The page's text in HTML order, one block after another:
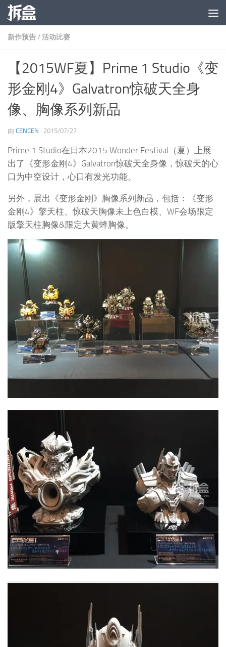
跳至内容
新作预告/活动比赛
【2015WF夏】Prime 1 Studio《变
形金刚4》Galvatron惊破天全身
像、胸像系列新品
由 CENCEN · 2015/07/27
Prime 1 Studio在日本2015 Wonder Festival（夏）上展
出了《变形金刚4》Galvatron惊破天全身像，惊破天的心
口为中空设计，心口有发光功能。
另外，展出《变形金刚》胸像系列新品，包括：《变形
金刚4》擎天柱、惊破天胸像未上色白模、WF会场限定
版擎天柱胸像&限定大黄蜂胸像。